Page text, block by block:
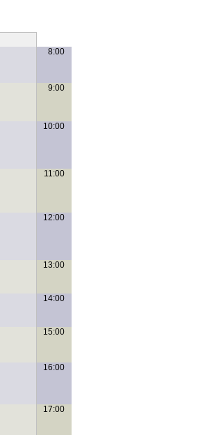
8:00
9:00
10:00
11:00
12:00
13:00
14:00
15:00
16:00
17:00